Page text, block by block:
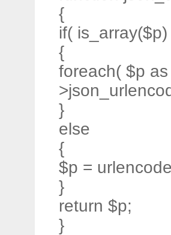
{
if( is_array($p)
{
foreach( $p
}
else
{
$p =
}
return $p;
}